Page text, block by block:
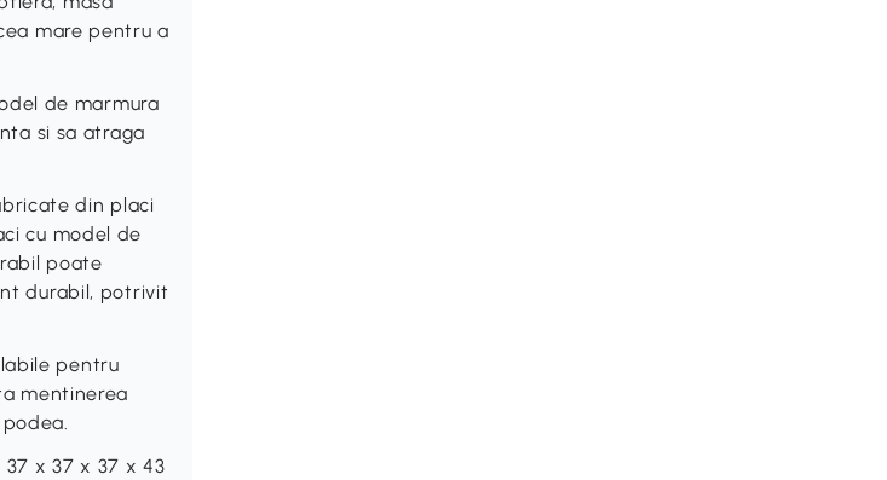
mare pentru a
de marmura
si sa atraga
din placi
cu model de
poate
durabil, potrivit
pentru
mentinerea
x 37 x 37 x 43